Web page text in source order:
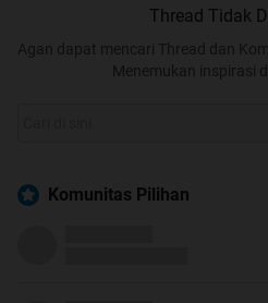
Thread Tidak
Agan dapat mencari Thread dan
Menemukan inspirasi
Komunitas Pilihan